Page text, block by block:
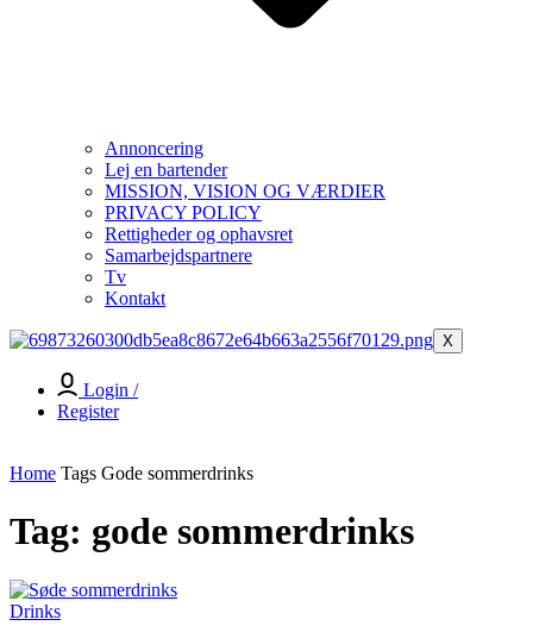
Annoncering
Lej en bartender
MISSION, VISION OG VÆRDIER
PRIVACY POLICY
Rettigheder og ophavsret
Samarbejdspartnere
Tv
Kontakt
X
Login /
Register
Home Tags Gode sommerdrinks
Tag: gode sommerdrinks
Drinks